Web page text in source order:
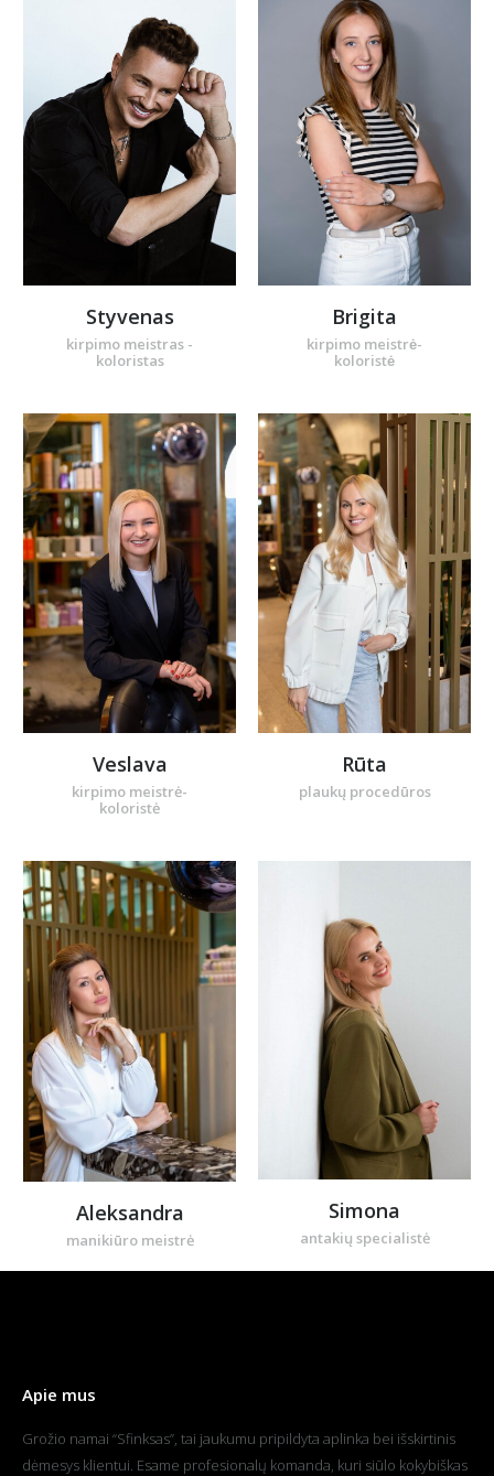
Styvenas
kirpimo meistras -
koloristas
Brigita
kirpimo meistrė-
koloristė
Veslava
kirpimo meistrė-
koloristė
Rūta
plaukų procedūros
Aleksandra
manikiūro meistrė
Simona
antakių specialistė
Apie mus
Grožio namai “Sfinksas”, tai jaukumu pripildyta aplinka bei išskirtinis
dėmesys klientui. Esame profesionalų komanda, kuri siūlo kokybiškas